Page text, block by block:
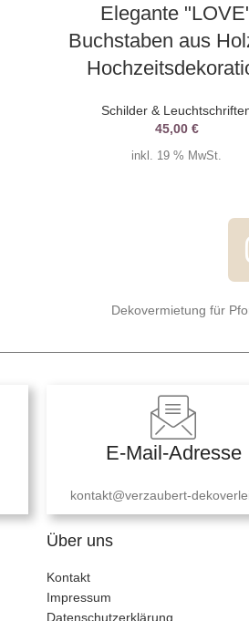
Elegante
Buchstaben aus
Schilder &
45,00 €
inkl. 19 % MwSt.
Dekovermietung für
E-Mail-Adresse
kontakt@verzaubert-
Über uns
Kontakt
Impressum
Datenschutzerklärung